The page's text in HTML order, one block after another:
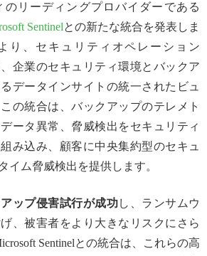
のリーディングプロバイダーである
Sentinelとの新たな統合を発表しま
り、セキュリティオペレーション
、企業のセキュリティ環境とバックア
データインサイトの統一されたビュ
の統合は、バックアップのテレメト
ータ異常、脅威検出をセキュリティ
み込み、顧客に中央集約型のセキュ
イム脅威検出を提供します。
ップ侵害試行が成功し、ランサムウ
、被害者をより大きなリスクにさら
Sentinelとの統合は、これらの高